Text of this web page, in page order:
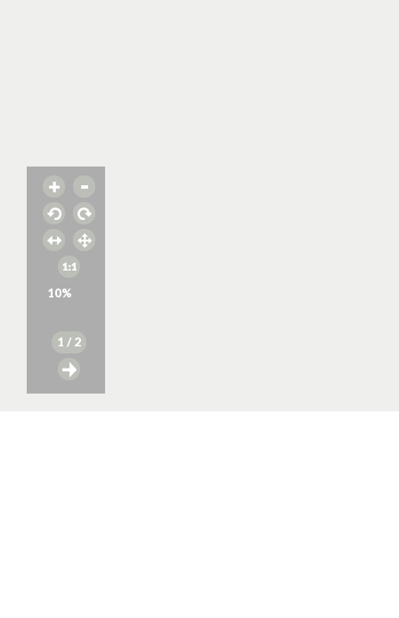
10%
1 / 2